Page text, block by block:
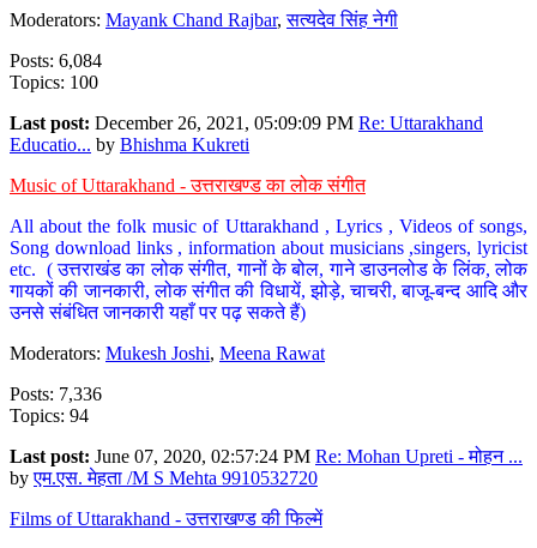
Moderators: Mayank Chand Rajbar,सत्यदेव सिंह नेगी
Posts: 6,084
Topics: 100
Last post: December 26, 2021, 05:09:09 PM Re: Uttarakhand
Educatio... by Bhishma Kukreti
Music of Uttarakhand - उत्तराखण्ड का लोक संगीत
All about the folk music of Uttarakhand , Lyrics , Videos of songs,
Song download links , information about musicians ,singers, lyricist
etc. ( उत्तराखंड का लोक संगीत, गानों के बोल, गाने डाउनलोड के लिंक, लोक
गायकों की जानकारी, लोक संगीत की विधायें, झोड़े, चाचरी, बाजू-बन्द आदि और
उनसे संबंधित जानकारी यहाँ पर पढ़ सकते हैं)
Moderators: Mukesh Joshi, Meena Rawat
Posts: 7,336
Topics: 94
Last post: June 07, 2020, 02:57:24 PM Re: Mohan Upreti - मोहन ...
byएम.एस. मेहता /M S Mehta 9910532720
Films of Uttarakhand - उत्तराखण्ड की फिल्में